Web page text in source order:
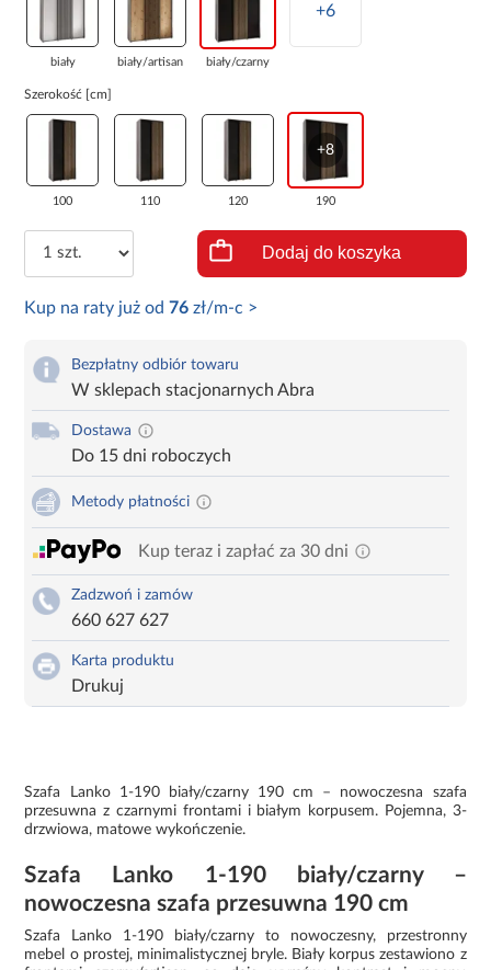
biały biały/artisan biały/czarny
+6
Szerokość [cm]
100 110 120
+8
190
Dodaj do koszyka
Kup na raty już od76 zł/m-c >
Bezpłatny odbiór towaru
W sklepach stacjonarnych Abra
Dostawa
Do 15 dni roboczych
Metody płatności
Kup teraz i zapłać za 30 dni
Zadzwoń i zamów
660 627 627
Karta produktu
Drukuj
Szafa Lanko 1-190 biały/czarny 190 cm – nowoczesna szafa
przesuwna z czarnymi frontami i białym korpusem. Pojemna, 3-
drzwiowa, matowe wykończenie.
Szafa Lanko 1-190 biały/czarny –
nowoczesna szafa przesuwna 190 cm
Szafa Lanko 1-190 biały/czarny to nowoczesny, przestronny
mebel o prostej, minimalistycznej bryle. Biały korpus zestawiono z